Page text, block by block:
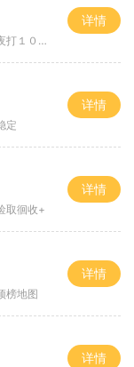
００充
详情
定
详情
取徊收+
详情
榜地图
详情
详情